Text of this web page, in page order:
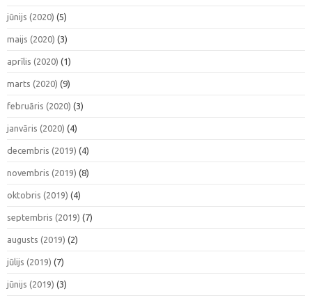
jūnijs (2020) (5)
maijs (2020) (3)
aprīlis (2020) (1)
marts (2020) (9)
februāris (2020) (3)
janvāris (2020) (4)
decembris (2019) (4)
novembris (2019) (8)
oktobris (2019) (4)
septembris (2019) (7)
augusts (2019) (2)
jūlijs (2019) (7)
jūnijs (2019) (3)